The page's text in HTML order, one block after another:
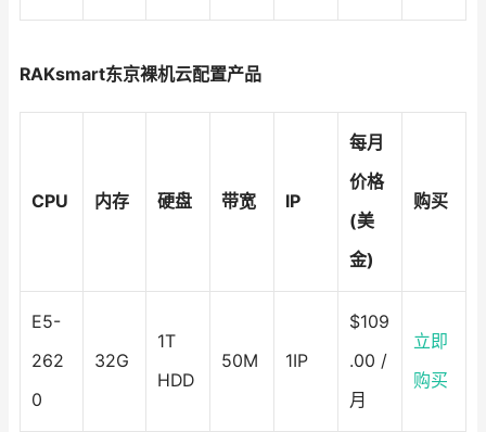
RAKsmart东京裸机云配置产品
CPU 内存 硬盘 带宽 IP
每月
价格
(美
金)
购买
E5-
262
0
32G
1T
HDD
50M 1IP
$109
.00 /
月
立即
购买